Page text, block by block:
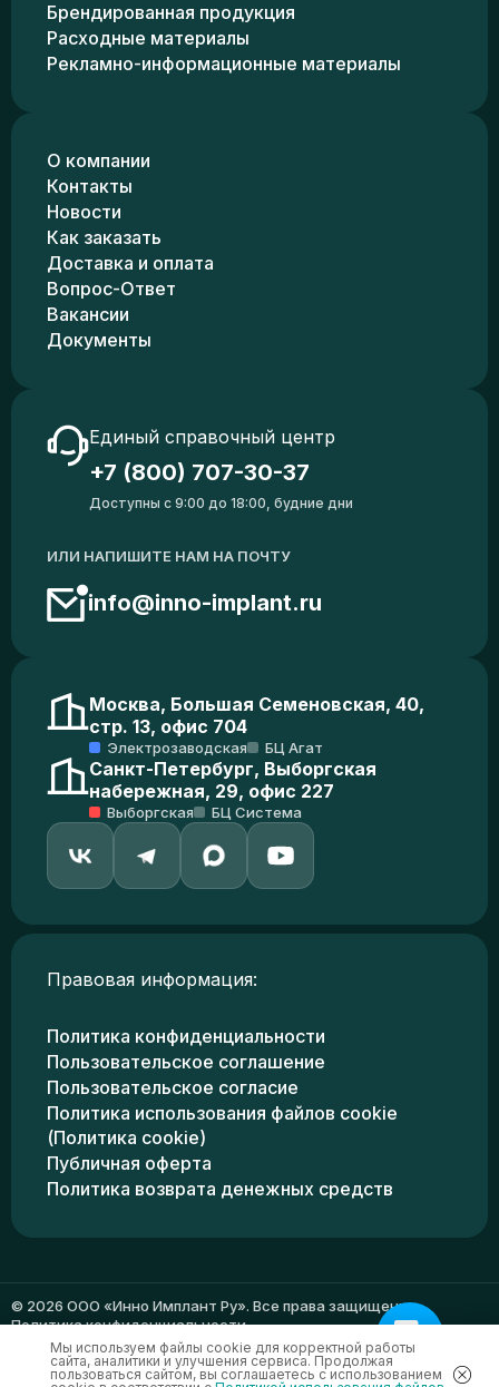
Брендированная продукция
Расходные материалы
Рекламно-информационные материалы
О компании
Контакты
Новости
Как заказать
Доставка и оплата
Вопрос-Ответ
Вакансии
Документы
Единый справочный центр
+7 (800) 707-30-37
Доступны с 9:00 до 18:00, будние дни
ИЛИ НАПИШИТЕ НАМ НА ПОЧТУ
info@inno-implant.ru
Москва, Большая Семеновская, 40,
стр. 13, офис 704
Электрозаводская БЦ Агат
Санкт-Петербург, Выборгская
набережная, 29, офис 227
Выборгская БЦ Система
Правовая информация:
Политика конфиденциальности
Пользовательское соглашение
Пользовательское согласие
Политика использования файлов cookie
(Политика cookie)
Публичная оферта
Политика возврата денежных средств
© 2026 ООО «Инно Имплант Ру». Все права защищены.
Политика конфиденциальности
Мы используем файлы cookie для корректной работы
сайта, аналитики и улучшения сервиса. Продолжая
пользоваться сайтом, вы соглашаетесь с использованием